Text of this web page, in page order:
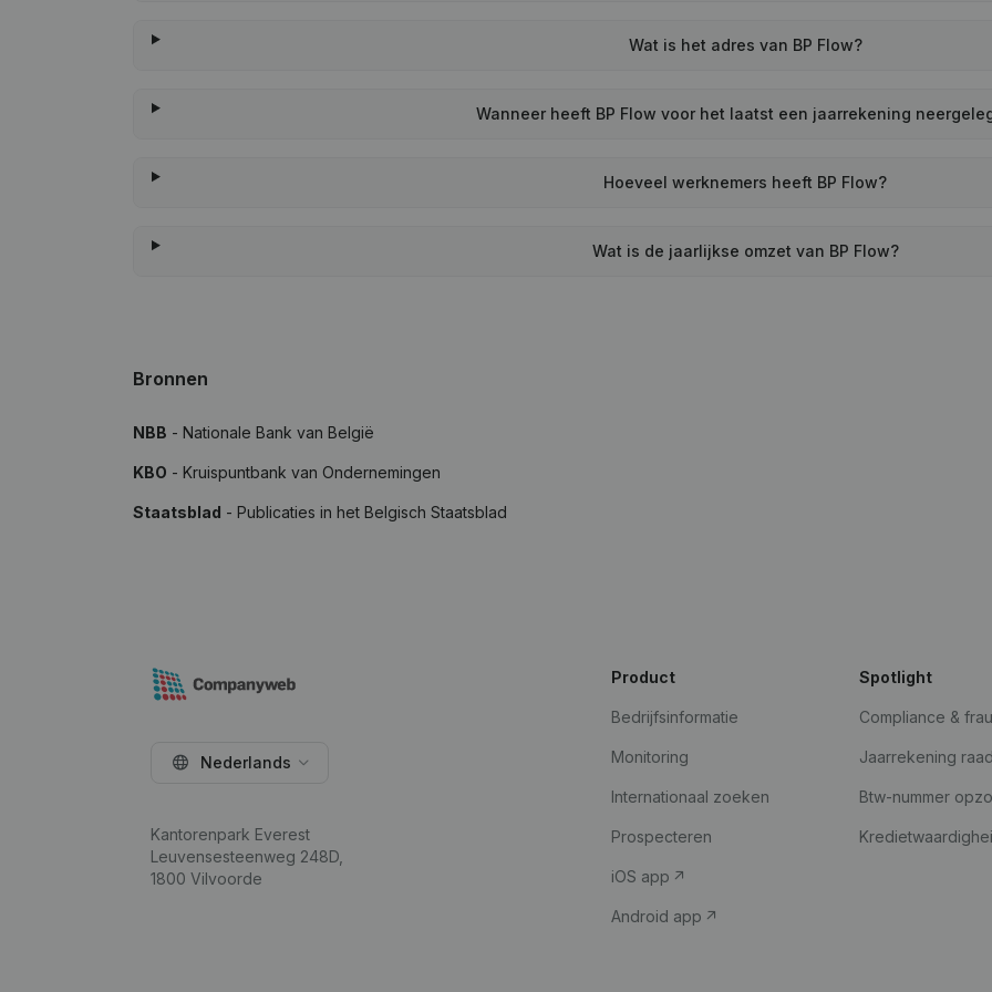
Wat is het adres van BP Flow?
Wanneer heeft BP Flow voor het laatst een jaarrekening
Hoeveel werknemers heeft BP Flow?
Wat is de jaarlijkse omzet van BP Flow?
Bronnen
NBB - Nationale Bank van België
KBO - Kruispuntbank van Ondernemingen
Staatsblad - Publicaties in het Belgisch Staatsblad
Nederlands
Kantorenpark Everest
Leuvensesteenweg 248D,
1800 Vilvoorde
Product
Bedrijfsinformatie
Monitoring
Internationaal zoeken
Prospecteren
iOS app
Android app
Spotlight
Compliance &
Jaarrekening
Btw-nummer